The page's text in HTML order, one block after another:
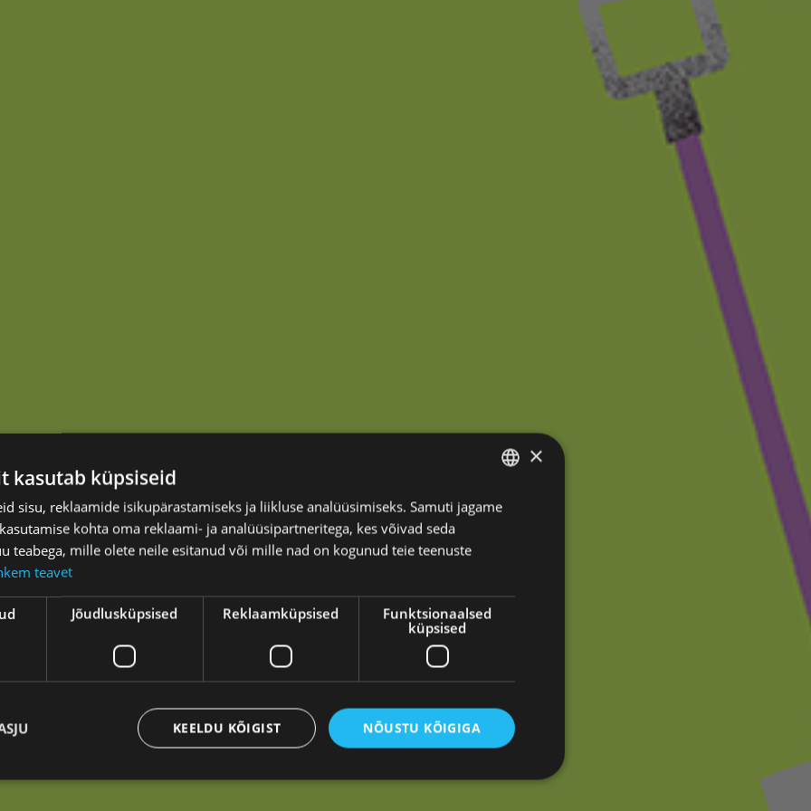
ESTONIAN
×
kasutab küpsiseid
sisu, reklaamide isikupärastamiseks ja liikluse analüüsimiseks. Samuti jagame
kohta oma reklaami- ja analüüsipartneritega, kes võivad seda
teabega, mille olete neile esitanud või mille nad on kogunud teie teenuste
teavet
Jõudlusküpsised Reklaamküpsised
Funktsionaalsed
küpsised
NÕUSTU KÕIGIGA
KEELDU KÕIGIST